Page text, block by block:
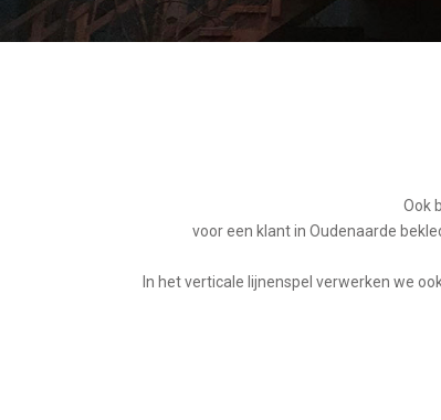
Ook
voor een klant in Oudenaarde
In het verticale lijnenspel verwerken we